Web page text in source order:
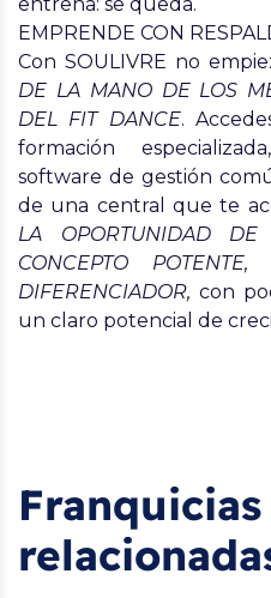
EMPRENDE CON
Con SOULIVRE no
DE LA MANO DE LOS
DEL FIT DANCE.
formación
software de gestión
de una central que te
LA OPORTUNIDAD
CONCEPTO
DIFERENCIADOR, con
un claro potencial de
Franquicias